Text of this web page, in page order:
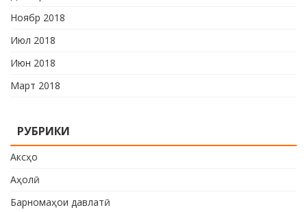
Ноябр 2018
Июл 2018
Июн 2018
Март 2018
РУБРИКИ
Аксҳо
Аҳолӣ
Барномаҳои давлатӣ